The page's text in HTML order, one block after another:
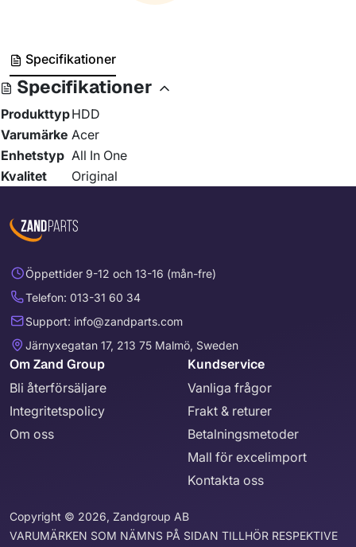
Specifikationer
Specifikationer
ProdukttypHDD
Varumärke Acer
Enhetstyp All In One
Kvalitet
Original
Öppettider 9-12 och 13-16 (mån-fre)
Telefon: 013-31 60 34
Support: info@zandparts.com
Järnyxegatan 17, 213 75 Malmö, Sweden
Om Zand Group
Bli återförsäljare
Integritetspolicy
Om oss
Kundservice
Vanliga frågor
Frakt & returer
Betalningsmetoder
Mall för excelimport
Kontakta oss
Copyright © 2026, Zandgroup AB
VARUMÄRKEN SOM NÄMNS PÅ SIDAN TILLHÖR RESPEKTIVE